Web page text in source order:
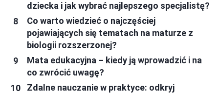
dziecka i jak wybrać najlepszego specjalistę?
Co warto wiedzieć o najczęściej
pojawiających się tematach na maturze z
biologii rozszerzonej?
Mata edukacyjna – kiedy ją wprowadzić i na
co zwrócić uwagę?
Zdalne nauczanie w praktyce: odkryj